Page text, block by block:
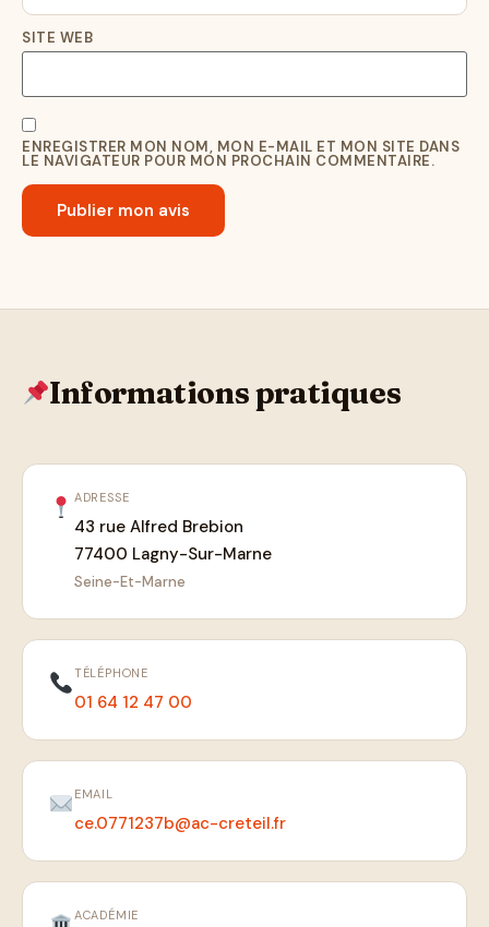
SITE WEB
ENREGISTRER MON NOM, MON E-MAIL ET MON SITE DANS
LE NAVIGATEUR POUR MON PROCHAIN COMMENTAIRE.
Informations pratiques
ADRESSE
43 rue Alfred Brebion
77400 Lagny-Sur-Marne
Seine-Et-Marne
TÉLÉPHONE
01 64 12 47 00
EMAIL
ce.0771237b@ac-creteil.fr
ACADÉMIE